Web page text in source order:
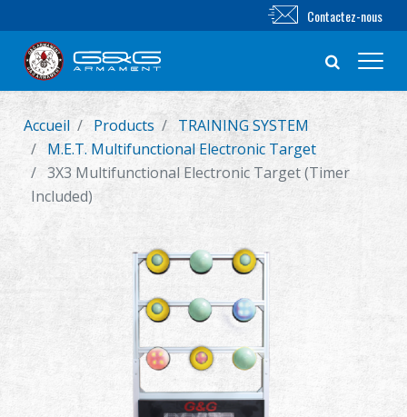
Nouveautés
FUSIL AIRSOFT
SYSTÈME D'ENTRAÎNEMENT
Contactez-nous
Accueil Products
TRAINING SYSTEM
M.E.T. Multifunctional Electronic Target
3X3 Multifunctional Electronic Target (Timer
Included)